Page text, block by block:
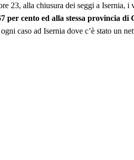
23, alla chiusura dei seggi a Isernia, i
cento ed alla stessa provincia di
caso ad Isernia dove c’è stato un